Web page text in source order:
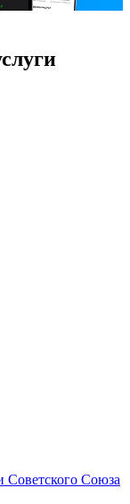
Советского Союза